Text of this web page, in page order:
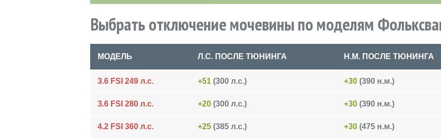
Выбрать отключение мочевины по моделям
МОДЕЛЬ Л.С. ПОСЛЕ ТЮНИНГА Н.М. ПОСЛЕ ТЮНИНГА
3.6 FSI 249 л.с. +51 (300 л.с.) +30 (390 н.м.)
3.6 FSI 280 л.с. +20 (300 л.с.) +30 (390 н.м.)
4.2 FSI 360 л.с. +25 (385 л.с.) +30 (475 н.м.)